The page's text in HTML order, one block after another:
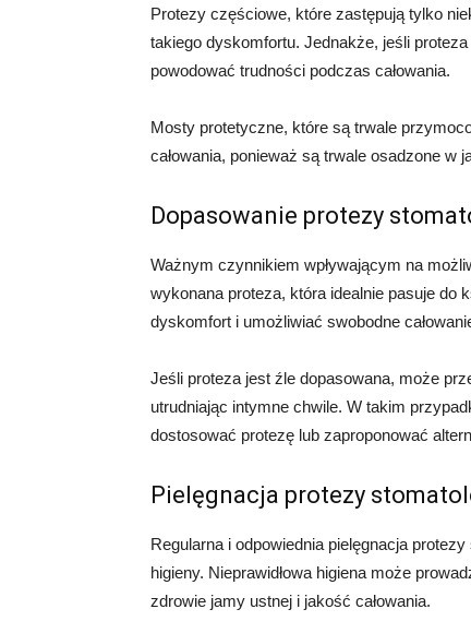
Protezy częściowe, które zastępują tylko
takiego dyskomfortu. Jednakże, jeśli
powodować trudności podczas całowania.
Mosty protetyczne, które są trwale
całowania, ponieważ są trwale osadzone w
Dopasowanie protezy
Ważnym czynnikiem wpływającym na
wykonana proteza, która idealnie pasuje do
dyskomfort i umożliwiać swobodne
Jeśli proteza jest źle dopasowana, może
utrudniając intymne chwile. W takim
dostosować protezę lub zaproponować
Pielęgnacja protezy
Regularna i odpowiednia pielęgnacja
higieny. Nieprawidłowa higiena może
zdrowie jamy ustnej i jakość całowania.